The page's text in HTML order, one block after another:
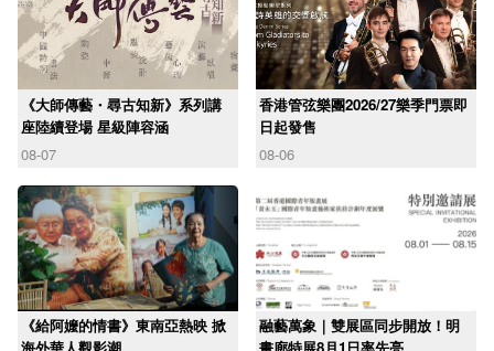
《大師傳藝・尋古知新》系列講
座陸續登場 星級陣容涵
08-07
香港管弦樂團2026/27樂季門票即
日起發售
08-06
《給阿嬤的情書》東南亞熱映 掀
融藝萬象｜雙展區同步開放！明